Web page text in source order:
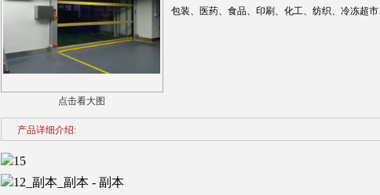
点击看大图
包装、医药、食品、印刷、化工、纺织、冷冻超市
产品详细介绍: